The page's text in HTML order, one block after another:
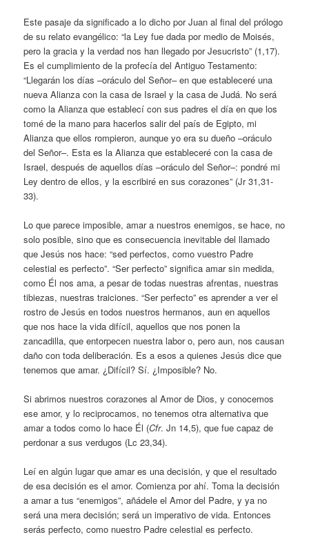
Este pasaje da significado a lo dicho por Juan al final del prólogo
de su relato evangélico: “la Ley fue dada por medio de Moisés,
pero la gracia y la verdad nos han llegado por Jesucristo” (1,17).
Es el cumplimiento de la profecía del Antiguo Testamento:
“Llegarán los días –oráculo del Señor– en que estableceré una
nueva Alianza con la casa de Israel y la casa de Judá. No será
como la Alianza que establecí con sus padres el día en que los
tomé de la mano para hacerlos salir del país de Egipto, mi
Alianza que ellos rompieron, aunque yo era su dueño –oráculo
del Señor–. Esta es la Alianza que estableceré con la casa de
Israel, después de aquellos días –oráculo del Señor–: pondré mi
Ley dentro de ellos, y la escribiré en sus corazones” (Jr 31,31-
33).
Lo que parece imposible, amar a nuestros enemigos, se hace, no
solo posible, sino que es consecuencia inevitable del llamado
que Jesús nos hace: “sed perfectos, como vuestro Padre
celestial es perfecto”. “Ser perfecto” significa amar sin medida,
como Él nos ama, a pesar de todas nuestras afrentas, nuestras
tibiezas, nuestras traiciones. “Ser perfecto” es aprender a ver el
rostro de Jesús en todos nuestros hermanos, aun en aquellos
que nos hace la vida difícil, aquellos que nos ponen la
zancadilla, que entorpecen nuestra labor o, pero aun, nos causan
daño con toda deliberación. Es a esos a quienes Jesús dice que
tenemos que amar. ¿Difícil? Sí. ¿Imposible? No.
Si abrimos nuestros corazones al Amor de Dios, y conocemos
ese amor, y lo reciprocamos, no tenemos otra alternativa que
amar a todos como lo hace Él (Cfr. Jn 14,5), que fue capaz de
perdonar a sus verdugos (Lc 23,34).
Leí en algún lugar que amar es una decisión, y que el resultado
de esa decisión es el amor. Comienza por ahí. Toma la decisión
a amar a tus “enemigos”, añádele el Amor del Padre, y ya no
será una mera decisión; será un imperativo de vida. Entonces
serás perfecto, como nuestro Padre celestial es perfecto.